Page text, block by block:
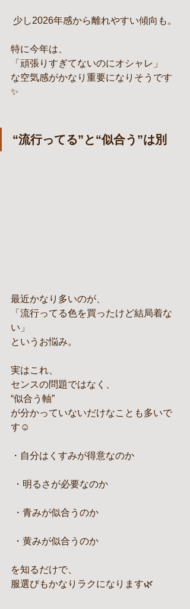
少し2026年感から離れやすい傾向も。
特に今年は、
「頑張りすぎてないのにオシャレ」
な空気感がかなり重要になりそうです
✨
“流行ってる”と“似合う”は別
最近かなり多いのが、
「流行ってる色を買ったけど結局着な
い」
というお悩み。
実はこれ、
センスの問題ではなく、
“似合う軸”
が分かっていないだけなことも多いで
す☺️
・自分はくすみが得意なのか
・明るさが必要なのか
・青みが似合うのか
・黄みが似合うのか
を知るだけで、
服選びもかなりラクになります🌿